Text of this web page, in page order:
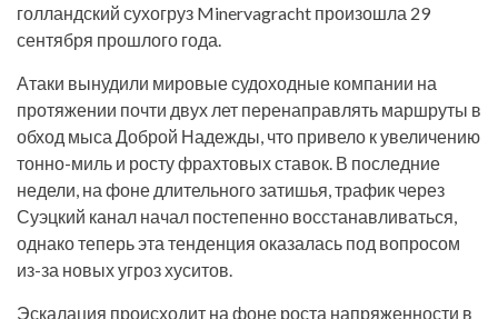
голландский сухогруз Minervagracht произошла 29
сентября прошлого года.
Атаки вынудили мировые судоходные компании на
протяжении почти двух лет перенаправлять маршруты в
обход мыса Доброй Надежды, что привело к увеличению
тонно-миль и росту фрахтовых ставок. В последние
недели, на фоне длительного затишья, трафик через
Суэцкий канал начал постепенно восстанавливаться,
однако теперь эта тенденция оказалась под вопросом
из-за новых угроз хуситов.
Эскалация происходит на фоне роста напряженности в